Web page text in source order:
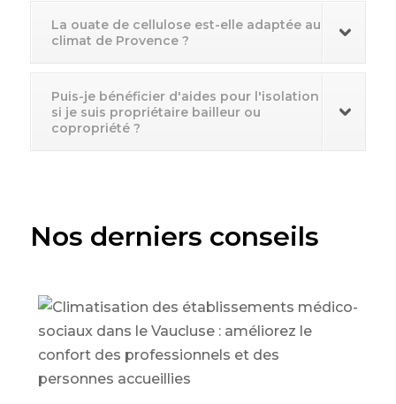
La ouate de cellulose est-elle adaptée au
climat de Provence ?
Puis-je bénéficier d'aides pour l'isolation
si je suis propriétaire bailleur ou
copropriété ?
Nos derniers conseils